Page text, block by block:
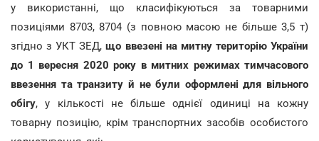
у використанні, що класифікуються за товарними
позиціями 8703, 8704 (з повною масою не більше 3,5 т)
згідно з УКТ ЗЕД,що ввезені на митну територію України
до 1 вересня 2020 року в митних режимах тимчасового
ввезення та транзиту й не були оформлені для вільного
обігу, у кількості не більше однієї одиниці на кожну
товарну позицію, крім транспортних засобів особистого